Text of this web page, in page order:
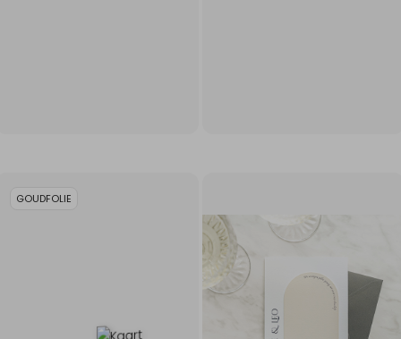
GOUDFOLIE